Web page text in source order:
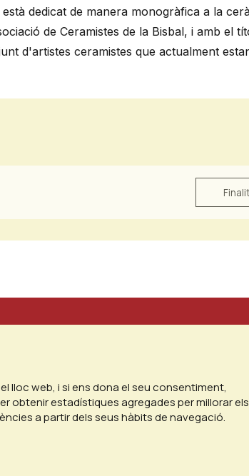
dedicat de manera monogràfica a la
de Ceramistes de la Bisbal, i amb el
d'artistes ceramistes que actualment
lloc web, i si ens dona el seu consentiment,
obtenir estadístiques agregades per millorar els
a partir dels seus hàbits de navegació.